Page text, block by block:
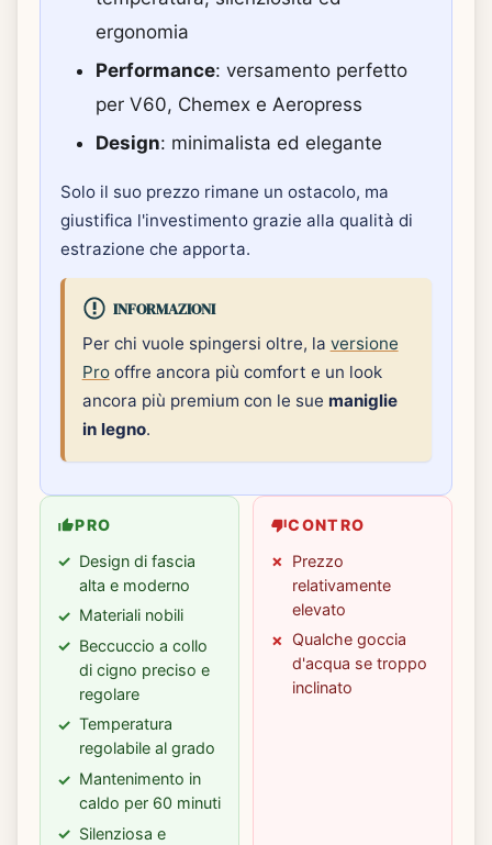
ergonomia
Performance: versamento perfetto
per V60, Chemex e Aeropress
Design: minimalista ed elegante
Solo il suo prezzo rimane un ostacolo, ma
giustifica l'investimento grazie alla qualità di
estrazione che apporta.
INFORMAZIONI
Per chi vuole spingersi oltre, la versione
Prooffre ancora più comfort e un look
ancora più premium con le sue maniglie
in legno.
PRO
Design di fascia
alta e moderno
Materiali nobili
Beccuccio a collo
di cigno preciso e
regolare
Temperatura
regolabile al grado
Mantenimento in
caldo per 60 minuti
Silenziosa e
CONTRO
Prezzo
relativamente
elevato
Qualche goccia
d'acqua se troppo
inclinato